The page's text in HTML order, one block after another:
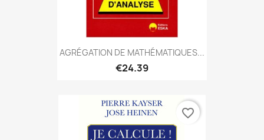
AGRÉGATION DE MATHÉMATIQUES...
€24.39
favorite_border